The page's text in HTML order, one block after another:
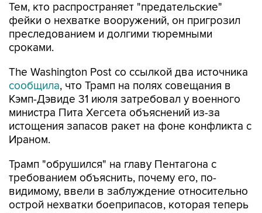
Тем, кто распространяет "предательские"
фейки о нехватке вооружений, он пригрозил
преследованием и долгими тюремными
сроками.
The Washington Post со ссылкой два источника
сообщила, что Трамп на полях совещания в
Кэмп-Дэвиде 31 июля затребовал у военного
министра Пита Хегсета объяснений из-за
истощения запасов ракет на фоне конфликта с
Ираном.
Трамп "обрушился" на главу Пентагона с
требованием объяснить, почему его, по-
видимому, ввели в заблуждение относительно
острой нехватки боеприпасов, которая теперь